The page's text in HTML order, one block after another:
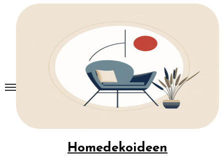
Springe
Homedekoideen